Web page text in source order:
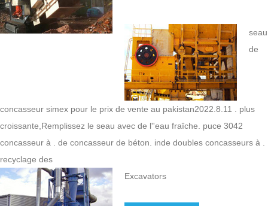
seau
de
concasseur simex pour le prix de vente au pakistan2022.8.11 . plus
croissante,Remplissez le seau avec de l''eau fraîche. puce 3042
concasseur à . de concasseur de béton. inde doubles concasseurs à .
recyclage des
Excavators